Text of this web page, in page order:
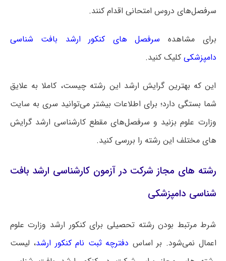
سرفصل‌های دروس امتحانی اقدام کنند.
برای مشاهده سرفصل های کنکور ارشد بافت‌ شناسی
دامپزشکی کلیک کنید.
این که بهترین گرایش ارشد این رشته چیست، کاملا به علایق
شما بستگی دارد؛ برای اطلاعات بیشتر می‌توانید سری به سایت
وزارت علوم بزنید و سرفصل‌های مقطع کارشناسی ارشد گرایش
های مختلف این رشته را بررسی کنید.
رشته های مجاز شرکت در آزمون کارشناسی ارشد بافت‌
شناسی دامپزشکی
شرط مرتبط بودن رشته تحصیلی برای کنکور ارشد وزارت علوم
اعمال نمی‌شود. بر اساس دفترچه ثبت نام کنکور ارشد، لیست